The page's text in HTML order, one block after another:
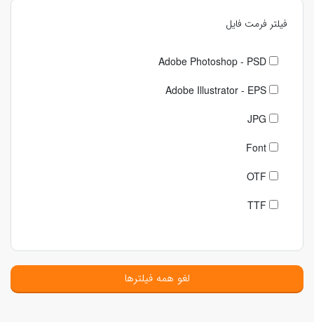
فیلتر فرمت فایل
Adobe Photoshop - PSD
Adobe Illustrator - EPS
JPG
Font
OTF
TTF
لغو همه فیلترها